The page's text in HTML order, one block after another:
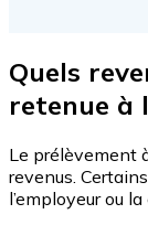
Quels
retenue à
Le prélèvement
revenus.
l’employeur ou